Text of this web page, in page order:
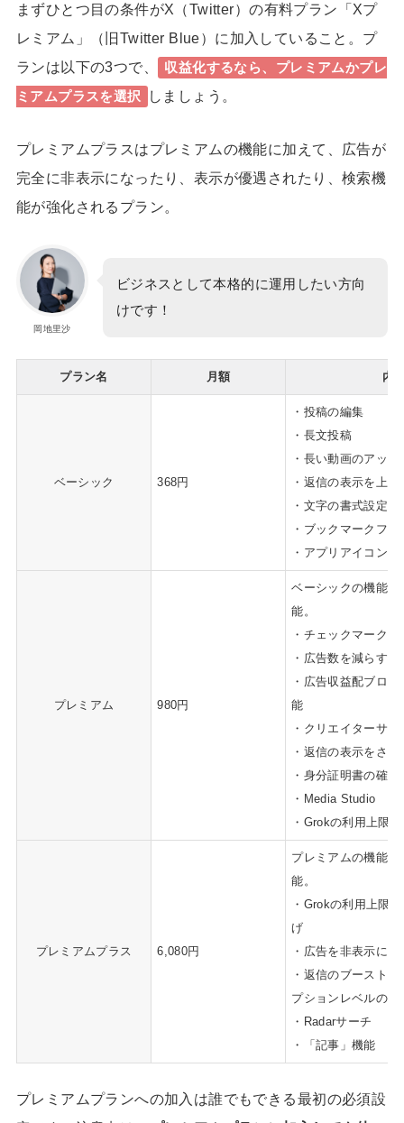
まずひとつ目の条件がX（Twitter）の有料プラン「Xプ
レミアム 」（旧Twitter Blue）に加入していること。プ
ランは以下の3つで、
収益化するなら、 プレミアムかプレ
ミアムプラスを選択 しましょう。
プレミアムプラスはプレミアムの機能に加えて、広告が
完全に非表示になったり、表示が優遇されたり、検索機
能が強化されるプラン。
岡地里沙
ビジネスとして本格的に運用したい方向
けです！
プラン名 月額 内
ベーシック 368円
・投稿の編集
・長文投稿
・長い動画のアップ
・返信の表示を上位
・文字の書式設定
・ブックマークフォ
・アプリアイコン
プレミアム 980円
ベーシックの機能に
能。
・チェックマーク
・広告数を減らす
・広告​収益配ブロ
能
・クリエイターサ
・返信の表示をさら
・身分証​明書の確認
・Media Studio
・Grokの利用上限
プレミアムプラス 6,080円
プレミアムの機能に
能。
・Grokの利用上限
げ
・広告を非表示にす
・返信のブースト
プションレベルの中
・Radarサーチ
・「記事」機能
プレミアムプランへの加入は誰でもできる最初の必須設